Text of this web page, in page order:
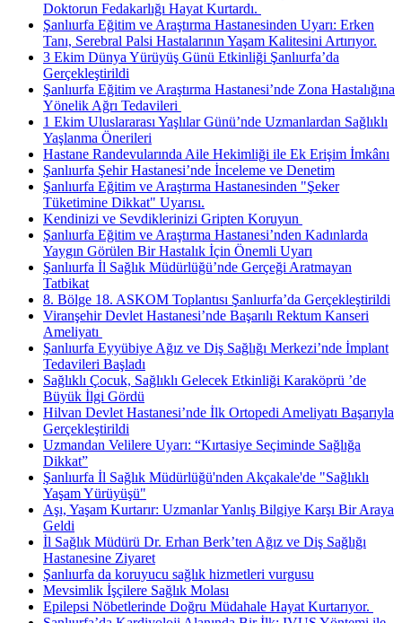
Doktorun Fedakarlığı Hayat Kurtardı. ​
Şanlıurfa Eğitim ve Araştırma Hastanesinden Uyarı: Erken
Tanı, Serebral Palsi Hastalarının Yaşam Kalitesini Artırıyor.
3 Ekim Dünya Yürüyüş Günü Etkinliği Şanlıurfa’da
Gerçekleştirildi
Şanlıurfa Eğitim ve Araştırma Hastanesi’nde Zona Hastalığına
Yönelik Ağrı Tedavileri ​
1 Ekim Uluslararası Yaşlılar Günü’nde Uzmanlardan Sağlıklı
Yaşlanma Önerileri
Hastane Randevularında Aile Hekimliği ile Ek Erişim İmkânı
Şanlıurfa Şehir Hastanesi’nde İnceleme ve Denetim
Şanlıurfa Eğitim ve Araştırma Hastanesinden "Şeker
Tüketimine Dikkat" Uyarısı.
Kendinizi ve Sevdiklerinizi Gripten Koruyun ​
Şanlıurfa Eğitim ve Araştırma Hastanesi’nden Kadınlarda
Yaygın Görülen Bir Hastalık İçin Önemli Uyarı
Şanlıurfa İl Sağlık Müdürlüğü’nde Gerçeği Aratmayan
Tatbikat
8. Bölge 18. ASKOM Toplantısı Şanlıurfa’da Gerçekleştirildi
Viranşehir Devlet Hastanesi’nde Başarılı Rektum Kanseri
Ameliyatı ​
Şanlıurfa Eyyübiye Ağız ve Diş Sağlığı Merkezi’nde İmplant
Tedavileri Başladı
Sağlıklı Çocuk, Sağlıklı Gelecek Etkinliği Karaköprü ’de
Büyük İlgi Gördü
Hilvan Devlet Hastanesi’nde İlk Ortopedi Ameliyatı Başarıyla
Gerçekleştirildi
Uzmandan Velilere Uyarı: “Kırtasiye Seçiminde Sağlığa
Dikkat”
Şanlıurfa İl Sağlık Müdürlüğü'nden Akçakale'de "Sağlıklı
Yaşam Yürüyüşü"
Aşı, Yaşam Kurtarır: Uzmanlar Yanlış Bilgiye Karşı Bir Araya
Geldi
İl Sağlık Müdürü Dr. Erhan Berk’ten Ağız ve Diş Sağlığı
Hastanesine Ziyaret
Şanlıurfa da koruyucu sağlık hizmetleri vurgusu
Mevsimlik İşçilere Sağlık Molası
Epilepsi Nöbetlerinde Doğru Müdahale Hayat Kurtarıyor. ​